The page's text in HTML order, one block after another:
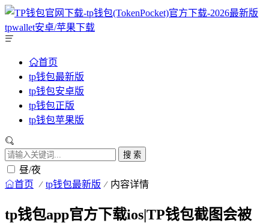
首页
tp钱包最新版
tp钱包安卓版
tp钱包正版
tp钱包苹果版
搜 索
昼/夜
首页 tp钱包最新版 内容详情
tp钱包app官方下载ios|TP钱包截图会被